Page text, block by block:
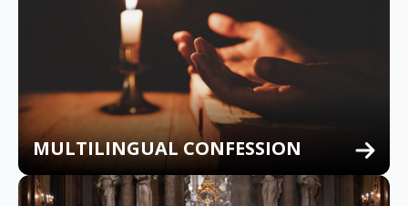
MULTILINGUAL CONFESSION